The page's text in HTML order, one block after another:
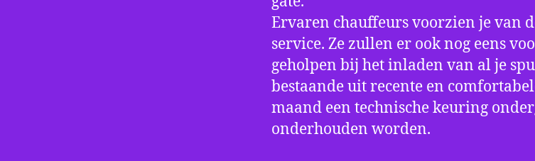
Ervaren chauffeurs voorzien je van
service. Ze zullen er ook nog eens
geholpen bij het inladen van al je
bestaande uit recente en
maand een technische keuring
onderhouden worden.